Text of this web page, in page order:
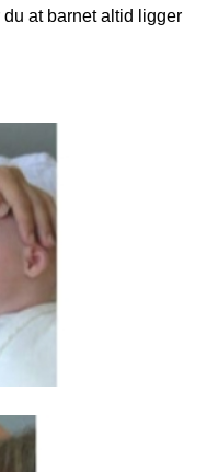
at barnet altid ligger